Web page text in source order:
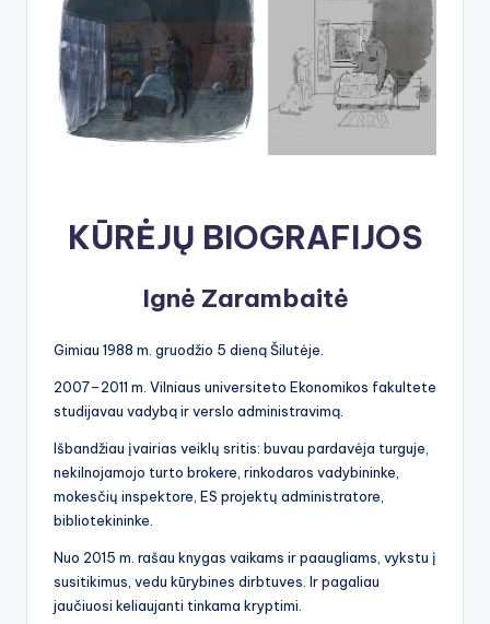
KŪRĖJŲ BIOGRAFIJOS
Ignė Zarambaitė
Gimiau 1988 m. gruodžio 5 dieną Šilutėje.
2007–2011 m. Vilniaus universiteto Ekonomikos fakultete
studijavau vadybą ir verslo administravimą.
Išbandžiau įvairias veiklų sritis: buvau pardavėja turguje,
nekilnojamojo turto brokere, rinkodaros vadybininke,
mokesčių inspektore, ES projektų administratore,
bibliotekininke.
Nuo 2015 m. rašau knygas vaikams ir paaugliams, vykstu į
susitikimus, vedu kūrybines dirbtuves. Ir pagaliau
jaučiuosi keliaujanti tinkama kryptimi.